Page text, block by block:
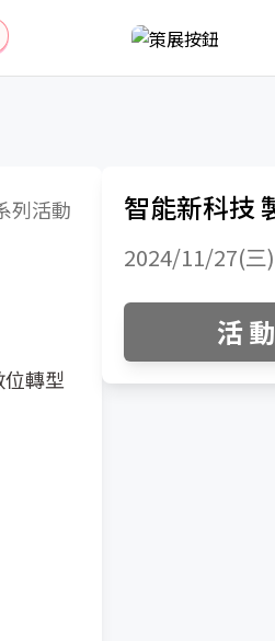
列活動
轉型
智能新科技
2024/11/27(
活